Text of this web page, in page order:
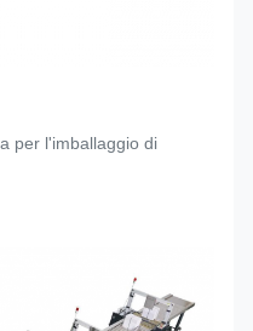
per l'imballaggio di